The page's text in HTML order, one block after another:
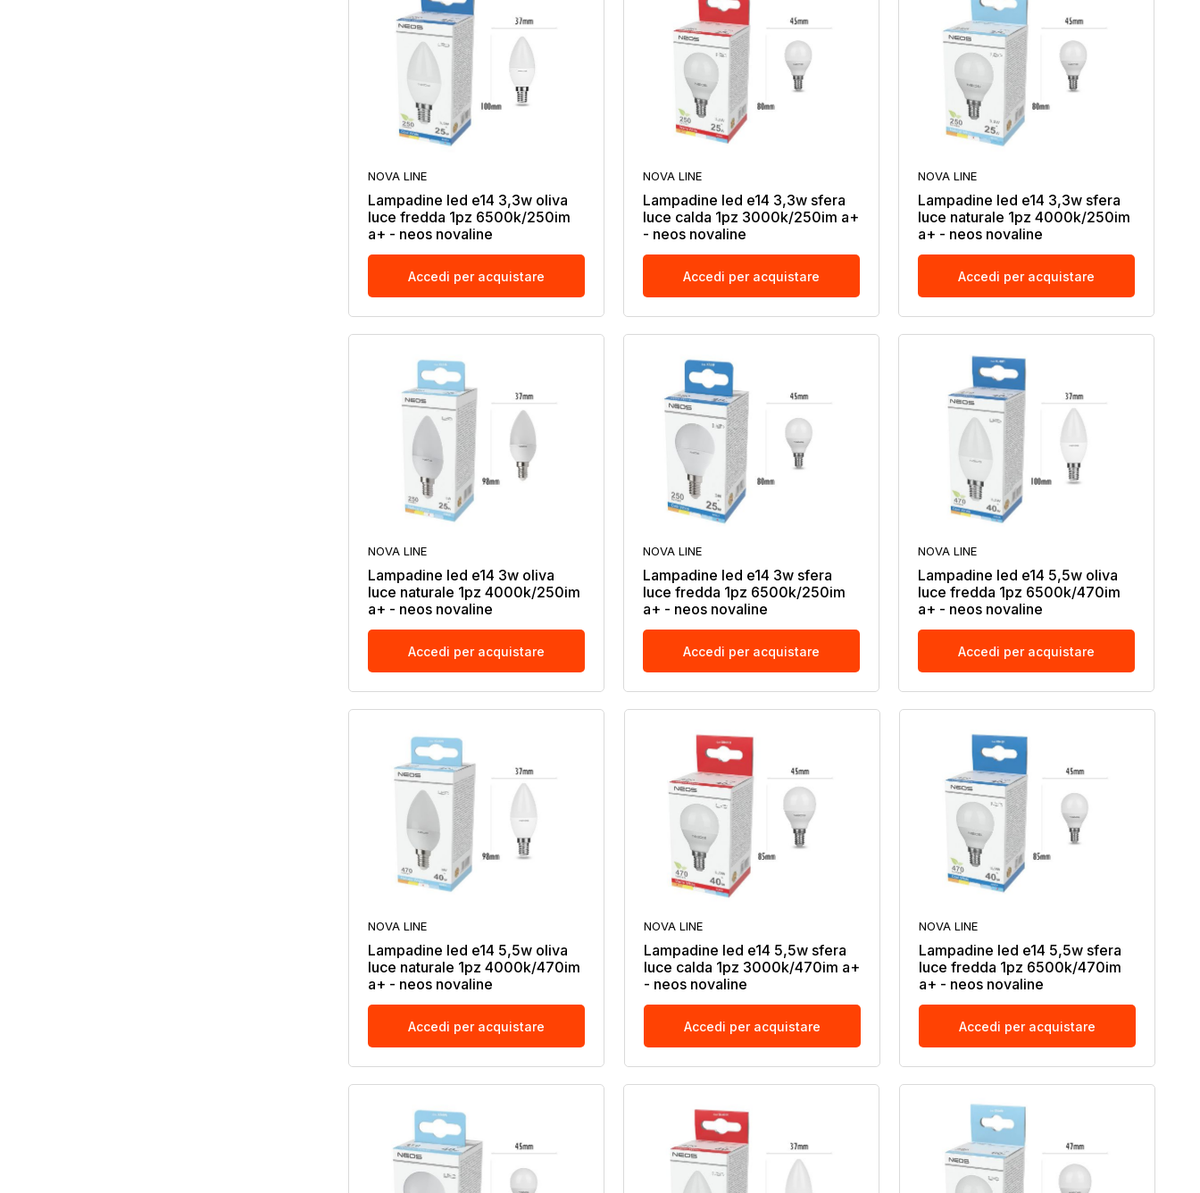
NOVA LINE
Lampadine led e14 3,3w oliva
luce fredda 1pz 6500k/250im
a+ - neos novaline
Accedi per acquistare
NOVA LINE
Lampadine led e14 3,3w sfera
luce calda 1pz 3000k/250im a+
- neos novaline
Accedi per acquistare
NOVA LINE
Lampadine led e14 3,3w sfera
luce naturale 1pz 4000k/250im
a+ - neos novaline
Accedi per acquistare
NOVA LINE
Lampadine led e14 3w oliva
luce naturale 1pz 4000k/250im
a+ - neos novaline
Accedi per acquistare
NOVA LINE
Lampadine led e14 3w sfera
luce fredda 1pz 6500k/250im
a+ - neos novaline
Accedi per acquistare
NOVA LINE
Lampadine led e14 5,5w oliva
luce fredda 1pz 6500k/470im
a+ - neos novaline
Accedi per acquistare
NOVA LINE
Lampadine led e14 5,5w oliva
luce naturale 1pz 4000k/470im
a+ - neos novaline
Accedi per acquistare
NOVA LINE
Lampadine led e14 5,5w sfera
luce calda 1pz 3000k/470im a+
- neos novaline
Accedi per acquistare
NOVA LINE
Lampadine led e14 5,5w sfera
luce fredda 1pz 6500k/470im
a+ - neos novaline
Accedi per acquistare